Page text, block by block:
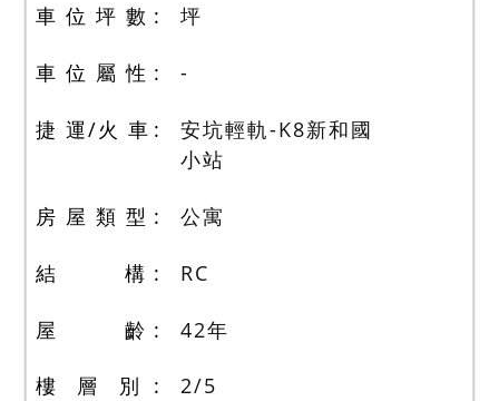
車 位 坪 數 坪
車 位 屬 性 -
捷 運/火 車
安坑輕軌-K8新和國
小站
房 屋 類 型 公寓
結 構 RC
屋 齡 42年
樓 層 別 2/5